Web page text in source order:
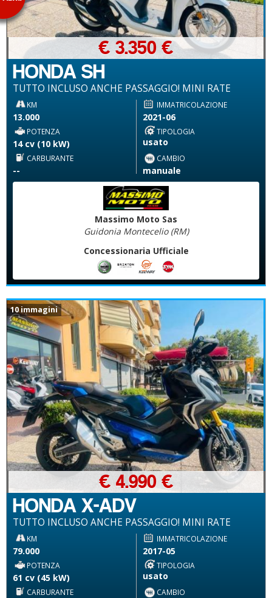
HONDA SH
TUTTO INCLUSO ANCHE PASSAGGIO! MINI RATE
€ 3.350 €
KM
13.000
IMMATRICOLAZIONE
2021-06
POTENZA
14 cv (10 kW)
TIPOLOGIA
usato
CARBURANTE
--
CAMBIO
manuale
Massimo Moto Sas
Guidonia Montecelio (RM)
Concessionaria Ufficiale
10 immagini
HONDA X-ADV
TUTTO INCLUSO ANCHE PASSAGGIO! MINI RATE
€ 4.990 €
KM
79.000
IMMATRICOLAZIONE
2017-05
POTENZA
61 cv (45 kW)
TIPOLOGIA
usato
CARBURANTE CAMBIO